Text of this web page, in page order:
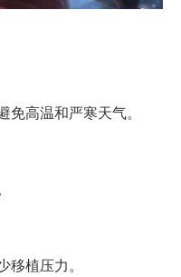
高温和严寒天气。
植压力。